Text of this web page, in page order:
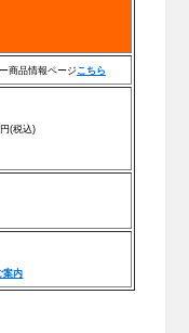
商品情報ページこちら
円(税込)
案内